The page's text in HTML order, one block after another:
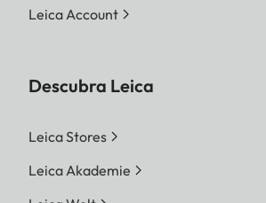
Leica Account
Descubra Leica
Leica Stores
Leica Akademie